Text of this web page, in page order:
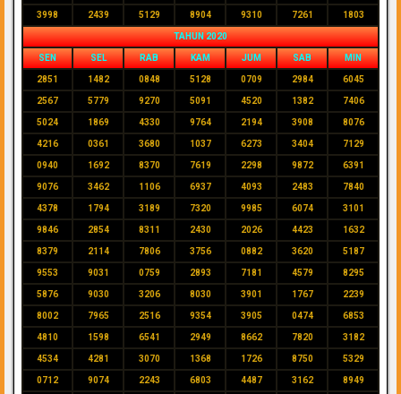
3998 2439 5129 8904 9310 7261 1803
TAHUN 2020
SEN SEL RAB KAM JUM SAB MIN
2851 1482 0848 5128 0709 2984 6045
2567 5779 9270 5091 4520 1382 7406
5024 1869 4330 9764 2194 3908 8076
4216 0361 3680 1037 6273 3404 7129
0940 1692 8370 7619 2298 9872 6391
9076 3462 1106 6937 4093 2483 7840
4378 1794 3189 7320 9985 6074 3101
9846 2854 8311 2430 2026 4423 1632
8379 2114 7806 3756 0882 3620 5187
9553 9031 0759 2893 7181 4579 8295
5876 9030 3206 8030 3901 1767 2239
8002 7965 2516 9354 3905 0474 6853
4810 1598 6541 2949 8662 7820 3182
4534 4281 3070 1368 1726 8750 5329
0712 9074 2243 6803 4487 3162 8949